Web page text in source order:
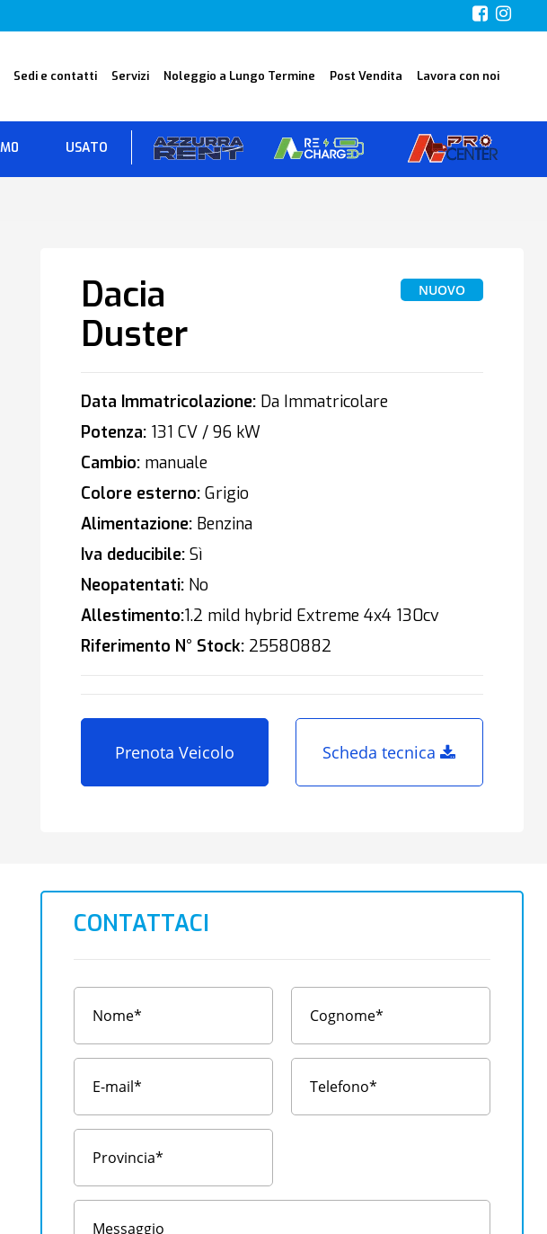
Sedi e contatti Servizi Noleggio a Lungo Termine Post Vendita Lavora con noi
USATO
Dacia
Duster
NUOVO
Data Immatricolazione:Da Immatricolare
Potenza:131 CV / 96 kW
Cambio:manuale
Colore esterno:Grigio
Alimentazione:Benzina
Iva deducibile:Sì
Neopatentati:No
Allestimento:1.2 mild hybrid Extreme 4x4 130cv
Riferimento N° Stock:25580882
Prenota Veicolo Scheda tecnica
CONTATTACI